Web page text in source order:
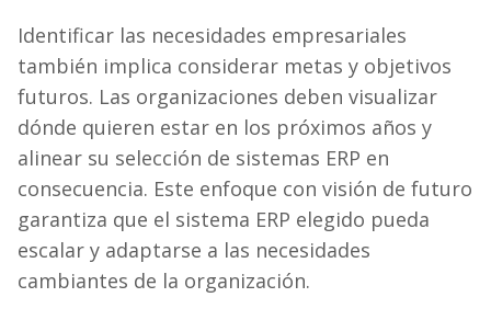
Identificar las necesidades empresariales
también implica considerar metas y objetivos
futuros. Las organizaciones deben visualizar
dónde quieren estar en los próximos años y
alinear su selección de sistemas ERP en
consecuencia. Este enfoque con visión de futuro
garantiza que el sistema ERP elegido pueda
escalar y adaptarse a las necesidades
cambiantes de la organización.